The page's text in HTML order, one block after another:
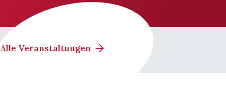
Alle Veranstaltungen